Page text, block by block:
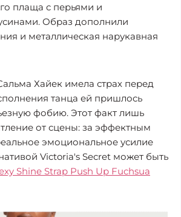
плаща с перьями и
Образ дополнили
и металлическая нарукавная
Хайек имела страх перед
танца ей пришлось
фобию. Этот факт лишь
от сцены: за эффектным
эмоциональное усилие
Victoria's Secret может быть
Shine Strap Push Up Fuchsua